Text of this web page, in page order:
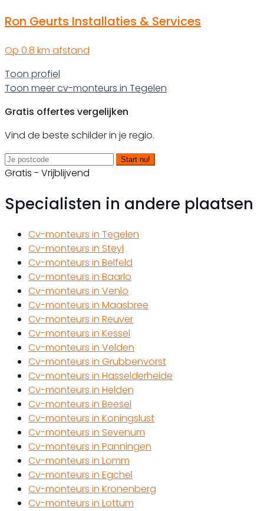
Ron Geurts Installaties & Services
Op 0.8 km afstand
Toon profiel
Toon meer cv-monteurs in Tegelen
Gratis offertes vergelijken
Vind de beste schilder in je regio.
Start nu!
Gratis - Vrijblijvend
Specialisten in andere plaatsen
Cv-monteurs in Tegelen
Cv-monteurs in Steyl
Cv-monteurs in Belfeld
Cv-monteurs in Baarlo
Cv-monteurs in Venlo
Cv-monteurs in Maasbree
Cv-monteurs in Reuver
Cv-monteurs in Kessel
Cv-monteurs in Velden
Cv-monteurs in Grubbenvorst
Cv-monteurs in Hasselderheide
Cv-monteurs in Helden
Cv-monteurs in Beesel
Cv-monteurs in Koningslust
Cv-monteurs in Sevenum
Cv-monteurs in Panningen
Cv-monteurs in Lomm
Cv-monteurs in Egchel
Cv-monteurs in Kronenberg
Cv-monteurs in Lottum